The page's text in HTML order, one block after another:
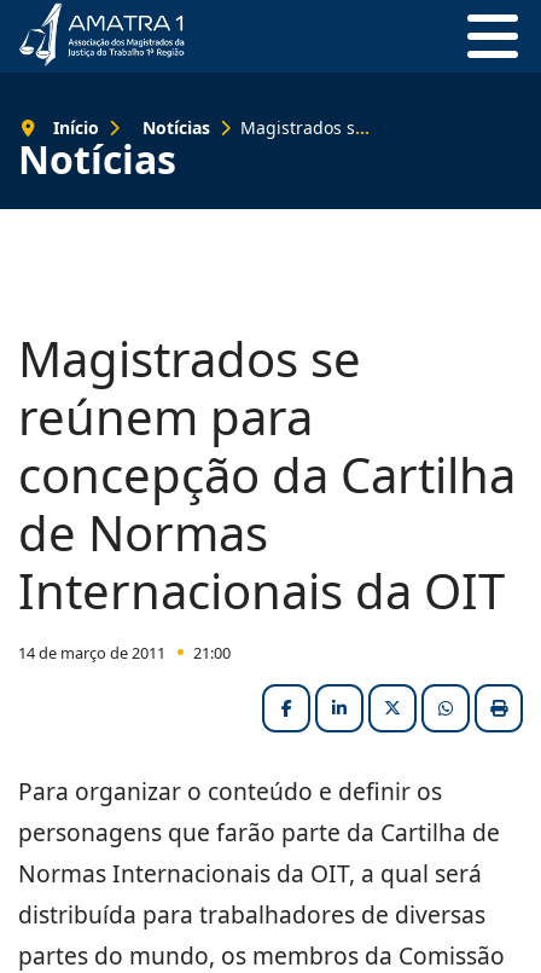
Notícias
Início Notícias Magistrados se reúnem para concepção da Cartilha de Normas Internacionais da OIT
Magistrados se
reúnem para
concepção da Cartilha
de Normas
Internacionais da OIT
14 de março de 2011 21:00
FacebookLinkedInX (formerly
Para organizar o conteúdo e definir os
personagens que farão parte da Cartilha de
Normas Internacionais da OIT, a qual será
distribuída para trabalhadores de diversas
partes do mundo, os membros da Comissão